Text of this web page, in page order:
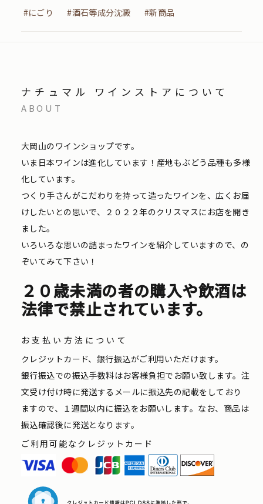
#にごり
#酒石等成分沈澱 #新商品
ナチュマル ワインストアについて
ABOUT
大岡山のワインショップです。
いま日本ワインは進化しています！産地もぶどう品種も多様
化しています。
つくり手さんがこだわりを持って造ったワインを、広くお届
けしたいとの思いで、２０２２年のクリスマスにお店を開き
ました。
いろいろな思いの詰まったワインを紹介していますので、の
ぞいてみて下さい！
２０歳未満の者の購入や飲酒は
法律で禁止されています。
お支払い方法について
クレジットカード、銀行振込がご利用いただけます。
銀行振込での振込手数料はお客様負担でお願い致します。注
文受け付け時に発送するメールに振込先の記載をしており
ますので、１週間以内に振込をお願いします。なお、商品は
振込確認後に発送となります。
ご利用可能なクレジットカード